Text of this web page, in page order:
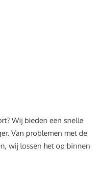
Wij bieden een snelle
Van problemen met de
wij lossen het op binnen